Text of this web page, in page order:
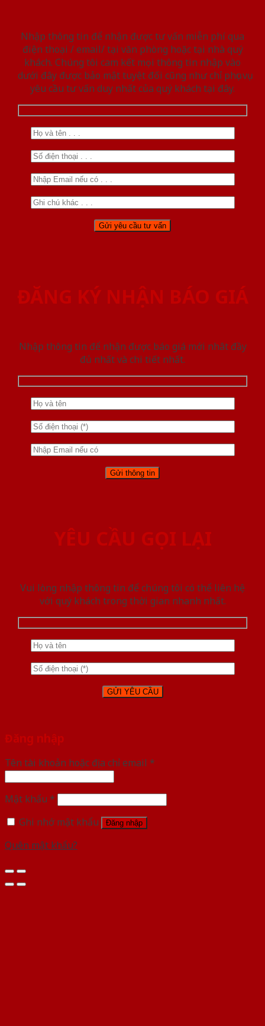
Nhập thông tin để nhận được tư vấn miễn phí qua
điện thoại / email/ tại văn phòng hoặc tại nhà quý
khách. Chúng tôi cam kết mọi thông tin nhập vào
dưới đây được bảo mật tuyệt đối cũng như chỉ phục vụ
yêu cầu tư vấn duy nhất của quý khách tại đây.
ĐĂNG KÝ NHẬN BÁO GIÁ
Nhập thông tin để nhận được báo giá mới nhât đầy
đủ nhất và chi tiết nhất.
YÊU CẦU GỌI LẠI
Vui lòng nhập thông tin để chúng tôi có thể liên hệ
với quý khách trong thời gian nhanh nhất.
Đăng nhập
Tên tài khoản hoặc địa chỉ email *
Mật khẩu *
Ghi nhớ mật khẩu
Đăng nhập
Quên mật khẩu?